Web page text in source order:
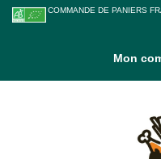
COMMANDE DE PANIERS
Mon